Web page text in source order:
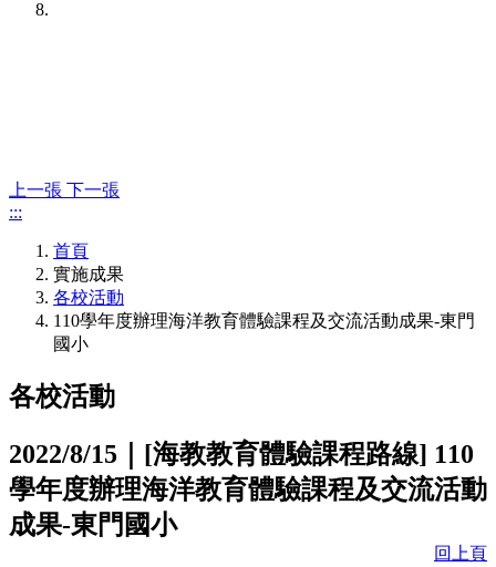
上一張 下一張
:::
首頁
實施成果
各校活動
110學年度辦理海洋教育體驗課程及交流活動成果-東門
國小
各校活動
2022/8/15｜ [海教教育體驗課程路線] 110
學年度辦理海洋教育體驗課程及交流活動
成果-東門國小
回上頁